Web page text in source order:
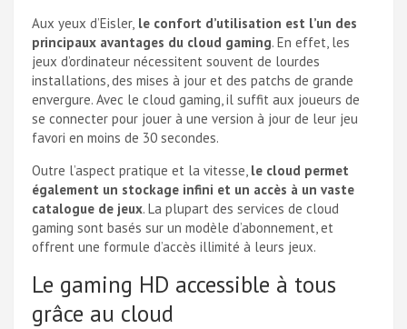
Aux yeux d’Eisler, le confort d’utilisation est l’un des
principaux avantages du cloud gaming. En effet, les
jeux d’ordinateur nécessitent souvent de lourdes
installations, des mises à jour et des patchs de grande
envergure. Avec le cloud gaming, il suffit aux joueurs de
se connecter pour jouer à une version à jour de leur jeu
favori en moins de 30 secondes.
Outre l’aspect pratique et la vitesse, le cloud permet
également un stockage infini et un accès à un vaste
catalogue de jeux. La plupart des services de cloud
gaming sont basés sur un modèle d’abonnement, et
offrent une formule d’accès illimité à leurs jeux.
Le gaming HD accessible à tous
grâce au cloud